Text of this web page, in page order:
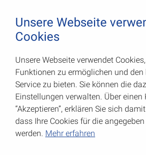
Käntige Scharniere
Art.-Nr.: 010614090
Unsere Webseite
Cookies
Unsere Webseite verwendet
Funktionen zu ermöglichen und
Service zu bieten. Sie können die
Einstellungen verwalten. Über einen
“Akzeptieren”, erklären Sie sich
dass Ihre Cookies für die
werden. Mehr erfahren